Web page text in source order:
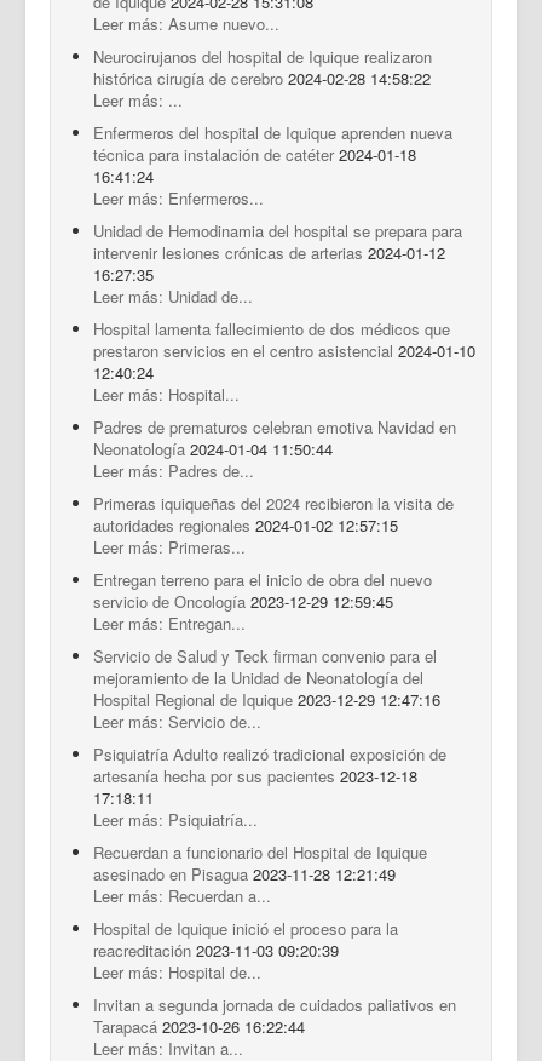
Leer más: Asume nuevo...
Neurocirujanos del hospital de Iquique realizaron
histórica cirugía de cerebro 2024-02-28 14:58:22
Leer más: ...
Enfermeros del hospital de Iquique aprenden nueva
técnica para instalación de catéter 2024-01-18
16:41:24
Leer más: Enfermeros...
Unidad de Hemodinamia del hospital se prepara para
intervenir lesiones crónicas de arterias 2024-01-12
16:27:35
Leer más: Unidad de...
Hospital lamenta fallecimiento de dos médicos que
prestaron servicios en el centro asistencial 2024-01-10
12:40:24
Leer más: Hospital...
Padres de prematuros celebran emotiva Navidad en
Neonatología 2024-01-04 11:50:44
Leer más: Padres de...
Primeras iquiqueñas del 2024 recibieron la visita de
autoridades regionales 2024-01-02 12:57:15
Leer más: Primeras...
Entregan terreno para el inicio de obra del nuevo
servicio de Oncología 2023-12-29 12:59:45
Leer más: Entregan...
Servicio de Salud y Teck firman convenio para el
mejoramiento de la Unidad de Neonatología del
Hospital Regional de Iquique 2023-12-29 12:47:16
Leer más: Servicio de...
Psiquiatría Adulto realizó tradicional exposición de
artesanía hecha por sus pacientes 2023-12-18
17:18:11
Leer más: Psiquiatría...
Recuerdan a funcionario del Hospital de Iquique
asesinado en Pisagua 2023-11-28 12:21:49
Leer más: Recuerdan a...
Hospital de Iquique inició el proceso para la
reacreditación 2023-11-03 09:20:39
Leer más: Hospital de...
Invitan a segunda jornada de cuidados paliativos en
Tarapacá 2023-10-26 16:22:44
Leer más: Invitan a...